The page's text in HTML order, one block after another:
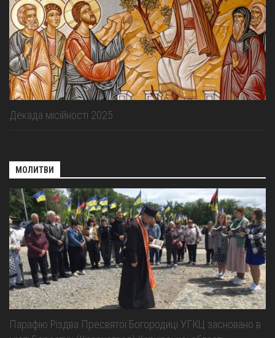
Декада місійності 2025
МОЛИТВИ
Парафію Різдва Пресвятої Богородиці УГКЦ засновано в